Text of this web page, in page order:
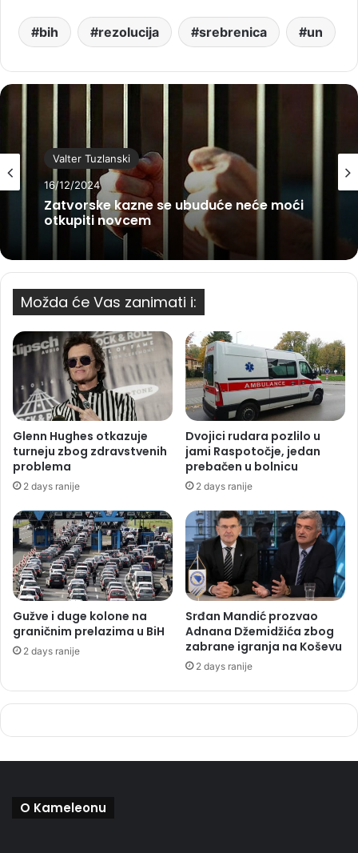
bih rezolucija srebrenica un
Valter Tuzlanski
16/12/2024
Zatvorske kazne se ubuduće neće moći
otkupiti novcem
Možda će Vas zanimati i:
Glenn Hughes otkazuje
turneju zbog zdravstvenih
problema
2 days ranije
Dvojici rudara pozlilo u
jami Raspotočje, jedan
prebačen u bolnicu
2 days ranije
Gužve i duge kolone na
graničnim prelazima u BiH
2 days ranije
Srđan Mandić prozvao
Adnana Džemidžića zbog
zabrane igranja na Koševu
2 days ranije
O Kameleonu